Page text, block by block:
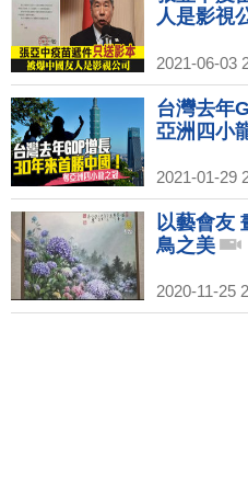
人是影視
2021-06-03
台灣去年
亞洲四小
2021-01-29
以藝會友
鳥之美
2020-11-25